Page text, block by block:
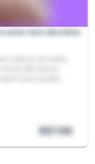
bem abertinha
R$100